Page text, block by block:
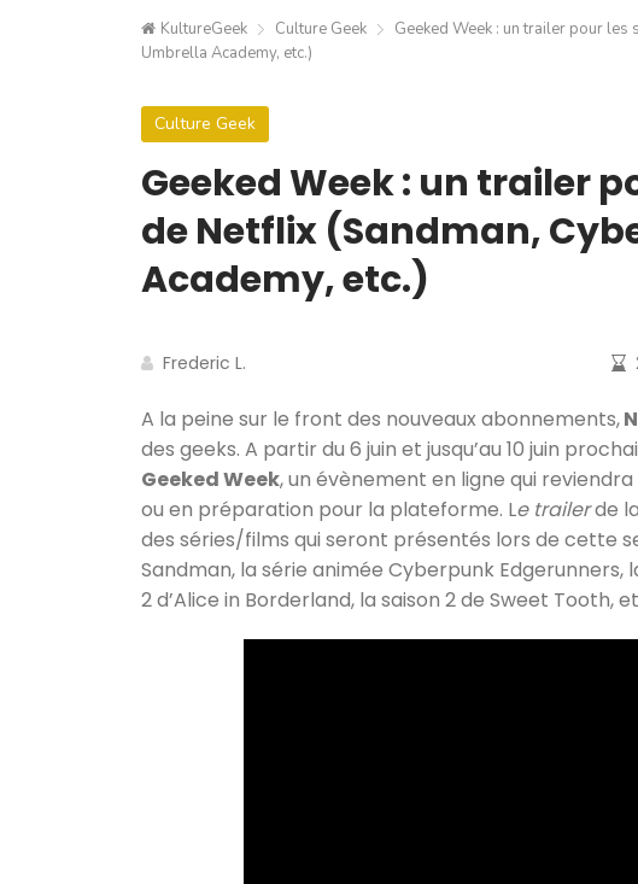
KultureGeek Culture Geek
Geeked Week : un trailer pour les
Umbrella Academy, etc.)
Culture Geek
Geeked Week : un trailer
de Netflix (Sandman,
Academy, etc.)
Frederic L.
A la peine sur le front des nouveaux abonnements,
des geeks. A partir du 6 juin et jusqu’au 10 juin
Geeked Week, un évènement en ligne qui
ou en préparation pour la plateforme. Le trailerde
des séries/films qui seront présentés lors de cette
Sandman, la série animée Cyberpunk Edgerunners,
2 d’Alice in Borderland, la saison 2 de Sweet Tooth,